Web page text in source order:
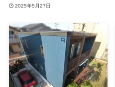
2025年5月27日